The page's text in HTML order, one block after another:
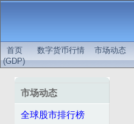
首页 数字货币行情 市场动态
(GDP)
市场动态
全球股市排行榜